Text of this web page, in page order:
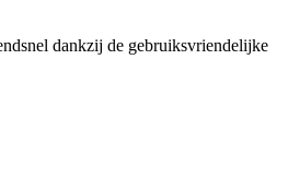
dankzij de gebruiksvriendelijke